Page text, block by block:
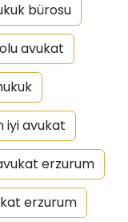
bürosu
avukat
iyi avukat
erzurum
erzurum